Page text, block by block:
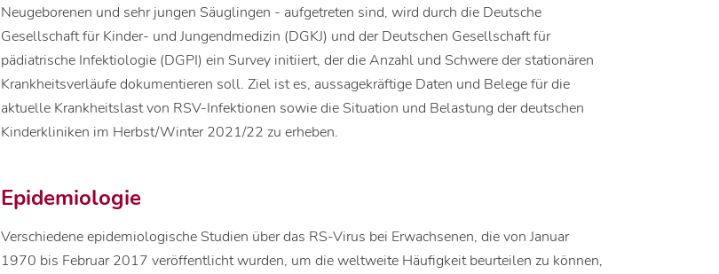
Neugeborenen und sehr jungen Säuglingen - aufgetreten sind, wird durch die Deutsche
Gesellschaft für Kinder- und Jungendmedizin (DGKJ) und der Deutschen Gesellschaft für
pädiatrische Infektiologie (DGPI) ein Survey initiiert, der die Anzahl und Schwere der stationären
Krankheitsverläufe dokumentieren soll. Ziel ist es, aussagekräftige Daten und Belege für die
aktuelle Krankheitslast von RSV-Infektionen sowie die Situation und Belastung der deutschen
Kinderkliniken im Herbst/Winter 2021/22 zu erheben.
Epidemiologie
Verschiedene epidemiologische Studien über das RS-Virus bei Erwachsenen, die von Januar
1970 bis Februar 2017 veröffentlicht wurden, um die weltweite Häufigkeit beurteilen zu können,